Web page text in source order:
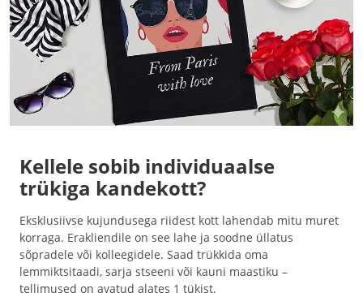
Kellele sobib individuaalse
trükiga kandekott?
Eksklusiivse kujundusega riidest kott lahendab mitu muret
korraga. Erakliendile on see lahe ja soodne üllatus
sõpradele või kolleegidele. Saad trükkida oma
lemmiktsitaadi, sarja stseeni või kauni maastiku –
tellimused on avatud alates 1 tükist.